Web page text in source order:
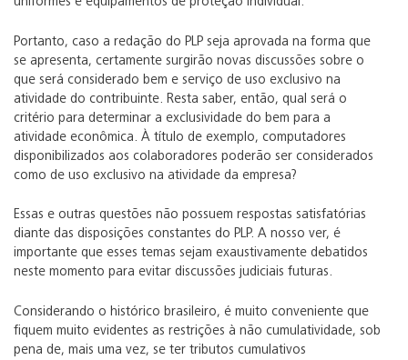
Portanto, caso a redação do PLP seja aprovada na forma que
se apresenta, certamente surgirão novas discussões sobre o
que será considerado bem e serviço de uso exclusivo na
atividade do contribuinte. Resta saber, então, qual será o
critério para determinar a exclusividade do bem para a
atividade econômica. À título de exemplo, computadores
disponibilizados aos colaboradores poderão ser considerados
como de uso exclusivo na atividade da empresa?
Essas e outras questões não possuem respostas satisfatórias
diante das disposições constantes do PLP. A nosso ver, é
importante que esses temas sejam exaustivamente debatidos
neste momento para evitar discussões judiciais futuras.
Considerando o histórico brasileiro, é muito conveniente que
fiquem muito evidentes as restrições à não cumulatividade, sob
pena de, mais uma vez, se ter tributos cumulativos